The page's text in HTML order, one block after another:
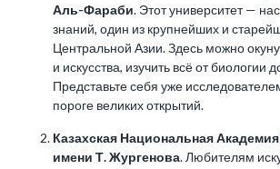
Аль-Фараби. Этот университет —
знаний, один из крупнейших и
Центральной Азии. Здесь можно
и искусства, изучить всё от
Представьте себя уже
пороге великих открытий.
Казахская Национальная
имени Т. Жургенова. Любителям